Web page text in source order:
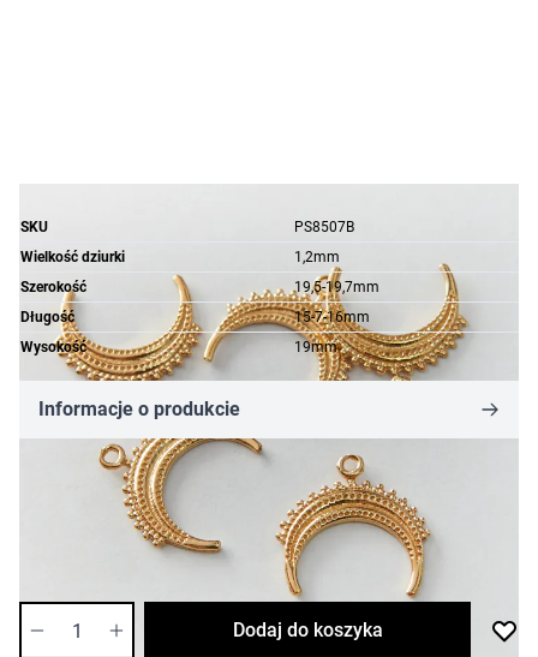
SKU
PS8507B
Wielkość dziurki
1,2mm
Szerokość
19,5-19,7mm
Długość
15-7-16mm
Wysokość
19mm
Informacje o produkcie
63,37 zł
Dostępność:
Dodaj do koszyka